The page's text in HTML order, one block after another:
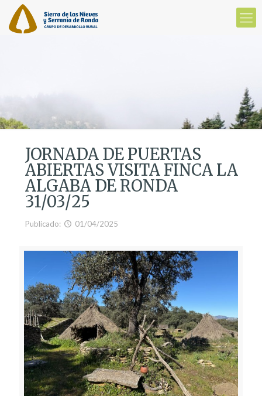
JORNADA DE PUERTAS
ABIERTAS VISITA FINCA LA
ALGABA DE RONDA
31/03/25
Publicado: 01/04/2025